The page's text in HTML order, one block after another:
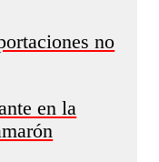
no
en la